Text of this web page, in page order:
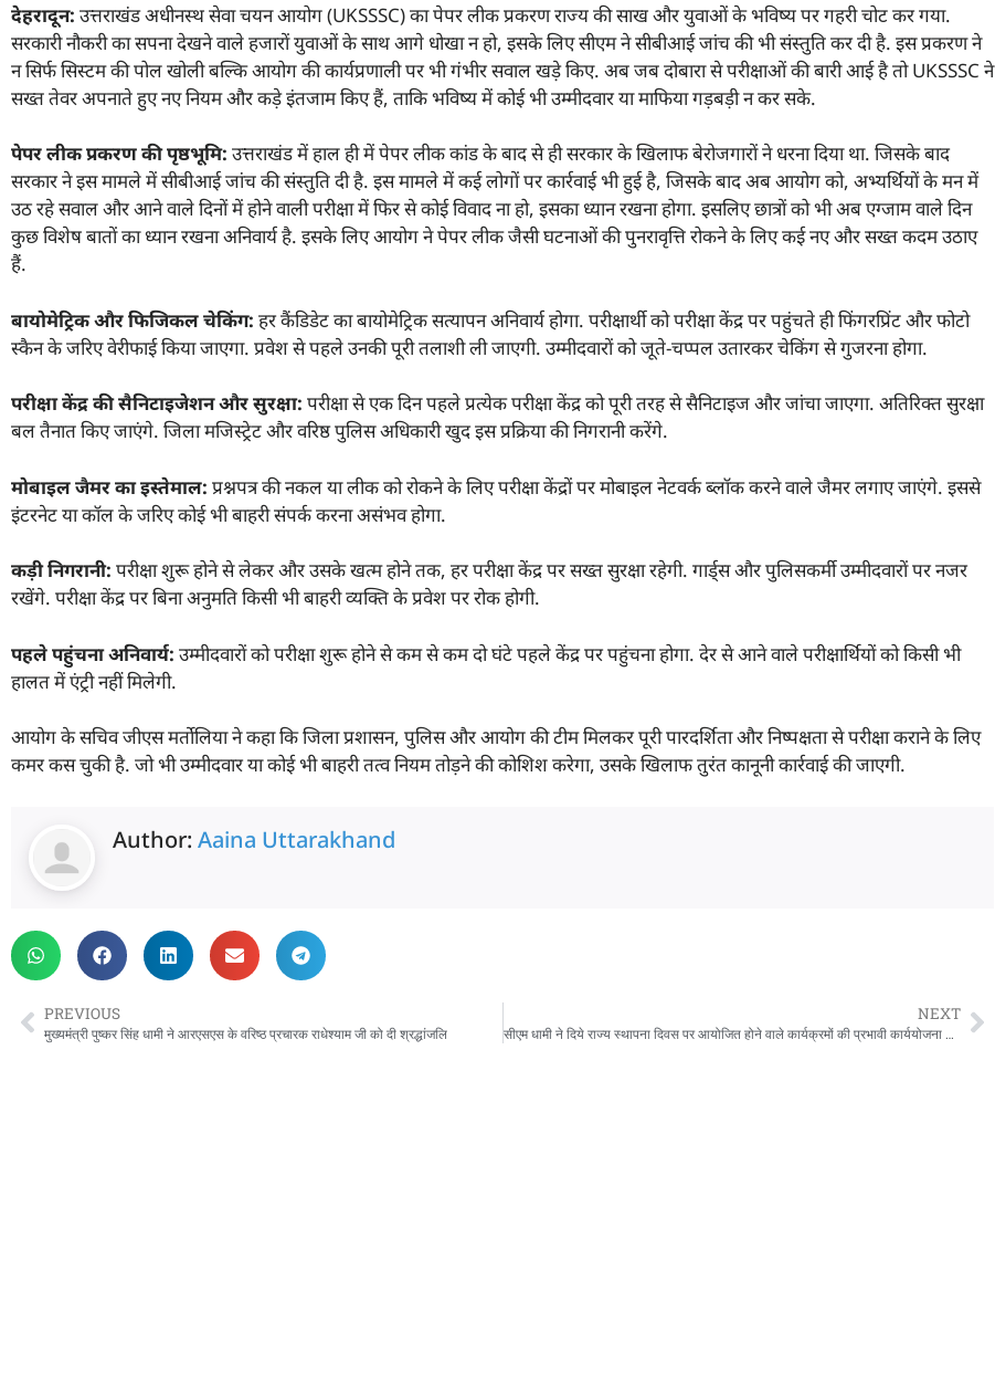
देहरादून: उत्तराखंड अधीनस्थ सेवा चयन आयोग (UKSSSC) का पेपर लीक प्रकरण राज्य की साख और युवाओं के भविष्य पर गहरी चोट कर गया.
सरकारी नौकरी का सपना देखने वाले हजारों युवाओं के साथ आगे धोखा न हो, इसके लिए सीएम ने सीबीआई जांच की भी संस्तुति कर दी है. इस प्रकरण ने
न सिर्फ सिस्टम की पोल खोली बल्कि आयोग की कार्यप्रणाली पर भी गंभीर सवाल खड़े किए. अब जब दोबारा से परीक्षाओं की बारी आई है तो UKSSSC ने
सख्त तेवर अपनाते हुए नए नियम और कड़े इंतजाम किए हैं, ताकि भविष्य में कोई भी उम्मीदवार या माफिया गड़बड़ी न कर सके.
पेपर लीक प्रकरण की पृष्ठभूमि: उत्तराखंड में हाल ही में पेपर लीक कांड के बाद से ही सरकार के खिलाफ बेरोजगारों ने धरना दिया था. जिसके बाद
सरकार ने इस मामले में सीबीआई जांच की संस्तुति दी है. इस मामले में कई लोगों पर कार्रवाई भी हुई है, जिसके बाद अब आयोग को, अभ्यर्थियों के मन में
उठ रहे सवाल और आने वाले दिनों में होने वाली परीक्षा में फिर से कोई विवाद ना हो, इसका ध्यान रखना होगा. इसलिए छात्रों को भी अब एग्जाम वाले दिन
कुछ विशेष बातों का ध्यान रखना अनिवार्य है. इसके लिए आयोग ने पेपर लीक जैसी घटनाओं की पुनरावृत्ति रोकने के लिए कई नए और सख्त कदम उठाए
हैं.
बायोमेट्रिक और फिजिकल चेकिंग: हर कैंडिडेट का बायोमेट्रिक सत्यापन अनिवार्य होगा. परीक्षार्थी को परीक्षा केंद्र पर पहुंचते ही फिंगरप्रिंट और फोटो
स्कैन के जरिए वेरीफाई किया जाएगा. प्रवेश से पहले उनकी पूरी तलाशी ली जाएगी. उम्मीदवारों को जूते-चप्पल उतारकर चेकिंग से गुजरना होगा.
परीक्षा केंद्र की सैनिटाइजेशन और सुरक्षा: परीक्षा से एक दिन पहले प्रत्येक परीक्षा केंद्र को पूरी तरह से सैनिटाइज और जांचा जाएगा. अतिरिक्त सुरक्षा
बल तैनात किए जाएंगे. जिला मजिस्ट्रेट और वरिष्ठ पुलिस अधिकारी खुद इस प्रक्रिया की निगरानी करेंगे.
मोबाइल जैमर का इस्तेमाल: प्रश्नपत्र की नकल या लीक को रोकने के लिए परीक्षा केंद्रों पर मोबाइल नेटवर्क ब्लॉक करने वाले जैमर लगाए जाएंगे. इससे
इंटरनेट या कॉल के जरिए कोई भी बाहरी संपर्क करना असंभव होगा.
कड़ी निगरानी: परीक्षा शुरू होने से लेकर और उसके खत्म होने तक, हर परीक्षा केंद्र पर सख्त सुरक्षा रहेगी. गार्ड्स और पुलिसकर्मी उम्मीदवारों पर नजर
रखेंगे. परीक्षा केंद्र पर बिना अनुमति किसी भी बाहरी व्यक्ति के प्रवेश पर रोक होगी.
पहले पहुंचना अनिवार्य: उम्मीदवारों को परीक्षा शुरू होने से कम से कम दो घंटे पहले केंद्र पर पहुंचना होगा. देर से आने वाले परीक्षार्थियों को किसी भी
हालत में एंट्री नहीं मिलेगी.
आयोग के सचिव जीएस मर्तोलिया ने कहा कि जिला प्रशासन, पुलिस और आयोग की टीम मिलकर पूरी पारदर्शिता और निष्पक्षता से परीक्षा कराने के लिए
कमर कस चुकी है. जो भी उम्मीदवार या कोई भी बाहरी तत्व नियम तोड़ने की कोशिश करेगा, उसके खिलाफ तुरंत कानूनी कार्रवाई की जाएगी.
Author: Aaina Uttarakhand
PREVIOUS
मुख्यमंत्री पुष्कर सिंह धामी ने आरएसएस के वरिष्ठ प्रचारक राधेश्याम जी को दी श्रद्धांजलि
NEXT
सीएम धामी ने दिये राज्य स्थापना दिवस पर आयोजित होने वाले कार्यक्रमों की प्रभावी कार्ययोजना तैयार करने के निर्देश